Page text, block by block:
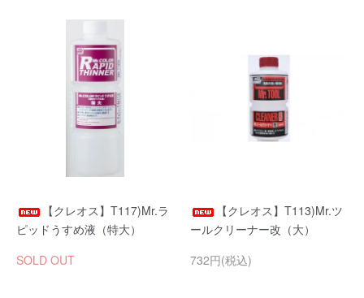
【クレオス】T117)Mr.ラ
ピッドうすめ液（特大）
SOLD OUT
【クレオス】T113)Mr.ツ
ールクリーナー改（大）
732円(税込)